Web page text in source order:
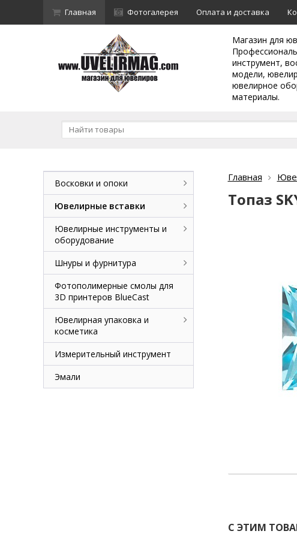
Главная Фотогалерея Оплата и доставка
Магазин для
инструмент,
модели,
ювелирное
материалы.
Главная
Топаз
С ЭТИМ
Восковки и опоки
Ювелирные вставки
Ювелирные инструменты и
оборудование
Шнуры и фурнитура
Фотополимерные смолы для
3D принтеров BlueCast
Ювелирная упаковка и
косметика
Измерительный инструмент
Эмали